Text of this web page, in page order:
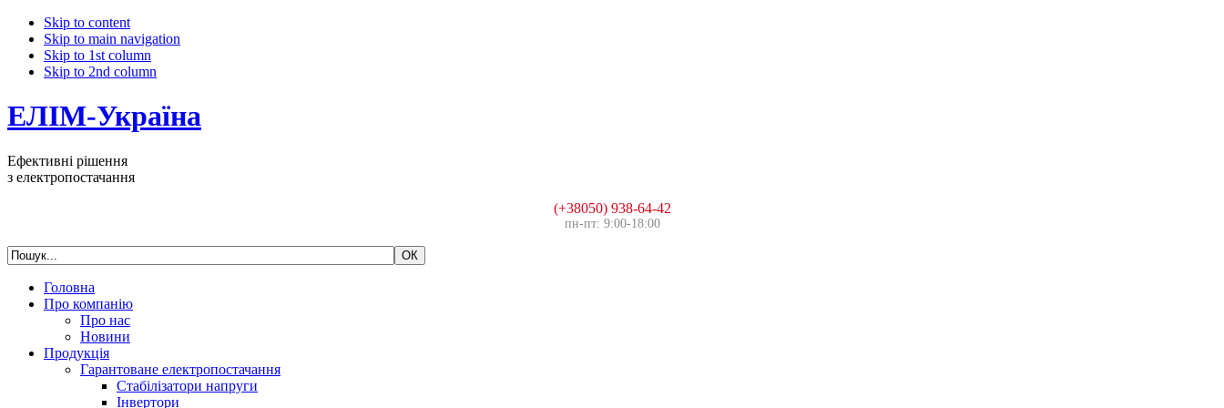
Skip to content
Skip to main navigation
Skip to 1st column
Skip to 2nd column
ЕЛІМ-Україна
Ефективні рішення
з електропостачання
(+38050) 938-64-42
пн-пт: 9:00-18:00
Головна
Про компанію
Про нас
Новини
Продукція
Гарантоване електропостачання
Стабілізатори напруги
Інвертори